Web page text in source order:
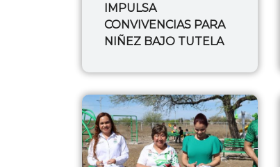
IMPULSA
CONVIVENCIAS PARA
NIÑEZ BAJO TUTELA